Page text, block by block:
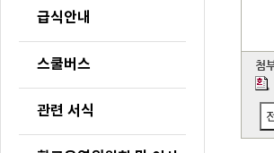
급식안내
스쿨버스
관련 서식
첨